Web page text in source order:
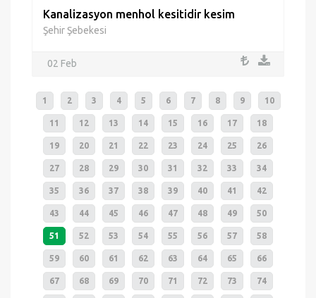
Kanalizasyon menhol kesitidir kesim
Şehir Şebekesi
02 Feb
1 2 3 4 5 6 7 8 9 10
11 12 13 14 15 16 17 18
19 20 21 22 23 24 25 26
27 28 29 30 31 32 33 34
35 36 37 38 39 40 41 42
43 44 45 46 47 48 49 50
51 52 53 54 55 56 57 58
59 60 61 62 63 64 65 66
67 68 69 70 71 72 73 74